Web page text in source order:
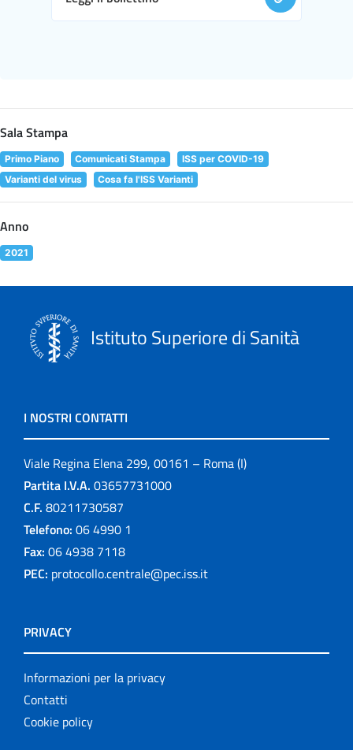
Sala Stampa
Primo Piano Comunicati Stampa
ISS per COVID-19
Varianti del virus
Cosa fa l'ISS Varianti
Anno
2021
Istituto Superiore di Sanità
I NOSTRI CONTATTI
Viale Regina Elena 299, 00161 – Roma (I)
Partita I.V.A. 03657731000
C.F. 80211730587
Telefono: 06 4990 1
Fax: 06 4938 7118
PEC: protocollo.centrale@pec.iss.it
PRIVACY
Informazioni per la privacy
Contatti
Cookie policy